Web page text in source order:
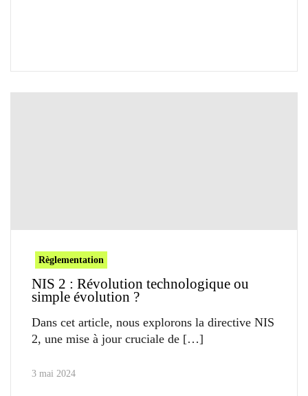
Règlementation
NIS 2 : Révolution technologique ou
simple évolution ?
Dans cet article, nous explorons la directive NIS
2, une mise à jour cruciale de
3 mai 2024